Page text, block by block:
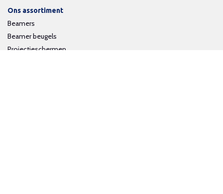
Ons assortiment
Beamers
Beamer beugels
Projectieschermen